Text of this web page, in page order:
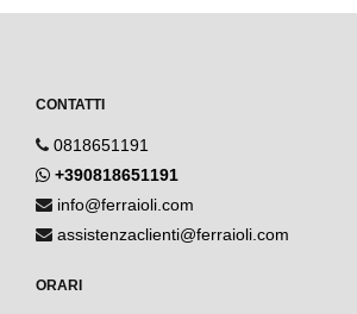
CONTATTI
0818651191
+390818651191
info@ferraioli.com
assistenzaclienti@ferraioli.com
ORARI